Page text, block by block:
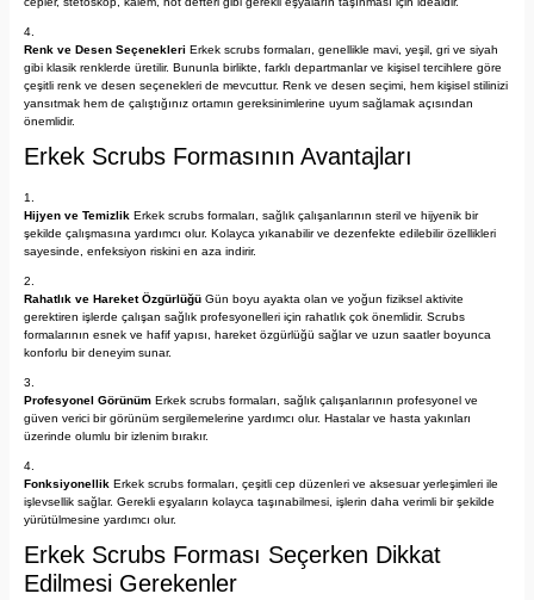
Renk ve Desen Seçenekleri Erkek scrubs formaları, genellikle mavi, yeşil, gri ve siyah
gibi klasik renklerde üretilir. Bununla birlikte, farklı departmanlar ve kişisel tercihlere göre
çeşitli renk ve desen seçenekleri de mevcuttur. Renk ve desen seçimi, hem kişisel stilinizi
yansıtmak hem de çalıştığınız ortamın gereksinimlerine uyum sağlamak açısından
önemlidir.
Erkek Scrubs Formasının Avantajları
Hijyen ve Temizlik Erkek scrubs formaları, sağlık çalışanlarının steril ve hijyenik bir
şekilde çalışmasına yardımcı olur. Kolayca yıkanabilir ve dezenfekte edilebilir özellikleri
sayesinde, enfeksiyon riskini en aza indirir.
Rahatlık ve Hareket Özgürlüğü Gün boyu ayakta olan ve yoğun fiziksel aktivite
gerektiren işlerde çalışan sağlık profesyonelleri için rahatlık çok önemlidir. Scrubs
formalarının esnek ve hafif yapısı, hareket özgürlüğü sağlar ve uzun saatler boyunca
konforlu bir deneyim sunar.
Profesyonel Görünüm Erkek scrubs formaları, sağlık çalışanlarının profesyonel ve
güven verici bir görünüm sergilemelerine yardımcı olur. Hastalar ve hasta yakınları
üzerinde olumlu bir izlenim bırakır.
Fonksiyonellik Erkek scrubs formaları, çeşitli cep düzenleri ve aksesuar yerleşimleri ile
işlevsellik sağlar. Gerekli eşyaların kolayca taşınabilmesi, işlerin daha verimli bir şekilde
yürütülmesine yardımcı olur.
Erkek Scrubs Forması Seçerken Dikkat
Edilmesi Gerekenler